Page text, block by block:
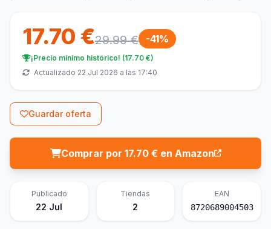
17.70 €29.99 € -41%
¡Precio mínimo histórico! (17.70 €)
Actualizado 22 Jul 2026 a las 17:40
Guardar oferta
Comprar por 17.70 € en Amazon
Publicado
22 Jul
Tiendas
2
EAN
8720689004503